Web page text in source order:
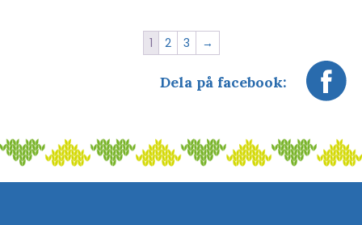
1 2 3 →
Dela på facebook: